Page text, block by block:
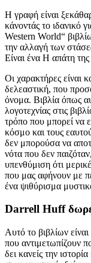
Η γραφή είναι
κάνοντάς το ιδανικό
Western World“
την αλλαγή των
Είναι ένα Η απάτη
Οι χαρακτήρες είναι
δελεαστική, που
όνομα. Βιβλία όπως
λογοτεχνίας στις
τρόπο που μπορεί να
κόσμο και τους
δεν μπορούσα να
νότα που δεν
υπενθύμιση ότι
που μας αφήνουν με
ένα ψιθύρισμα
Darrell Huff
Αυτό το βιβλίων
που αντιμετωπίζουν
δει κανείς την